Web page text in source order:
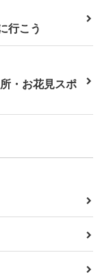
行こう
・お花見スポ